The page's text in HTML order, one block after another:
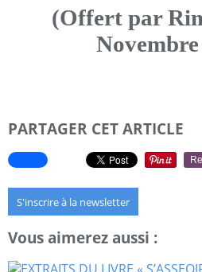
(Offert par
PARTAGER CET ARTICLE
S'inscrire à la newsletter
Vous aimerez aussi :